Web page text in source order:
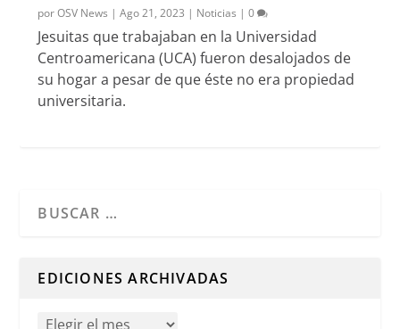
porOSV News |Ago 21, 2023 | Noticias |0
Jesuitas que trabajaban en la Universidad
Centroamericana (UCA) fueron desalojados de
su hogar a pesar de que éste no era propiedad
universitaria.
EDICIONES ARCHIVADAS